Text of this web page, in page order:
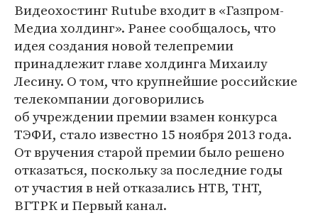
Видеохостинг Rutube входит в «Газпром-
Медиа холдинг». Ранее сообщалось, что
идея создания новой телепремии
принадлежит главе холдинга Михаилу
Лесину. О том, что крупнейшие российские
телекомпании договорились
об учреждении премии взамен конкурса
ТЭФИ, стало известно 15 ноября 2013 года.
От вручения старой премии было решено
отказаться, поскольку за последние годы
от участия в ней отказались НТВ, ТНТ,
ВГТРК и Первый канал.